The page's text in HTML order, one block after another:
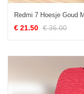
€ 21.50 € 36.00